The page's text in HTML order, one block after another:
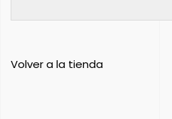
Volver a la tienda